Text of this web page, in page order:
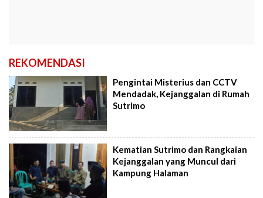
REKOMENDASI
Pengintai Misterius dan CCTV
Mendadak, Kejanggalan di Rumah
Sutrimo
Kematian Sutrimo dan Rangkaian
Kejanggalan yang Muncul dari
Kampung Halaman